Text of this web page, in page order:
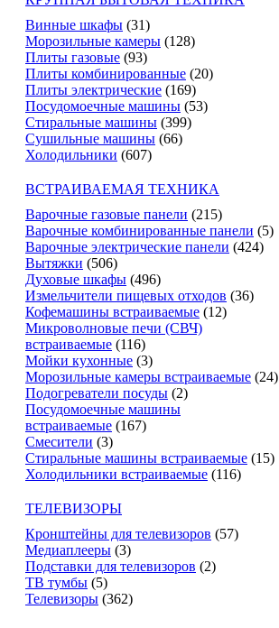
Винные шкафы (31)
Морозильные камеры (128)
Плиты газовые (93)
Плиты комбинированные (20)
Плиты электрические (169)
Посудомоечные машины (53)
Стиральные машины (399)
Сушильные машины (66)
Холодильники (607)
ВСТРАИВАЕМАЯ ТЕХНИКА
Варочные газовые панели (215)
Варочные комбинированные панели (5)
Варочные электрические панели (424)
Вытяжки (506)
Духовые шкафы (496)
Измельчители пищевых отходов (36)
Кофемашины встраиваемые (12)
Микроволновые печи (СВЧ)
встраиваемые (116)
Мойки кухонные (3)
Морозильные камеры встраиваемые (24)
Подогреватели посуды (2)
Посудомоечные машины
встраиваемые (167)
Смесители (3)
Стиральные машины встраиваемые (15)
Холодильники встраиваемые (116)
ТЕЛЕВИЗОРЫ
Кронштейны для телевизоров (57)
Медиаплееры (3)
Подставки для телевизоров (2)
ТВ тумбы (5)
Телевизоры (362)